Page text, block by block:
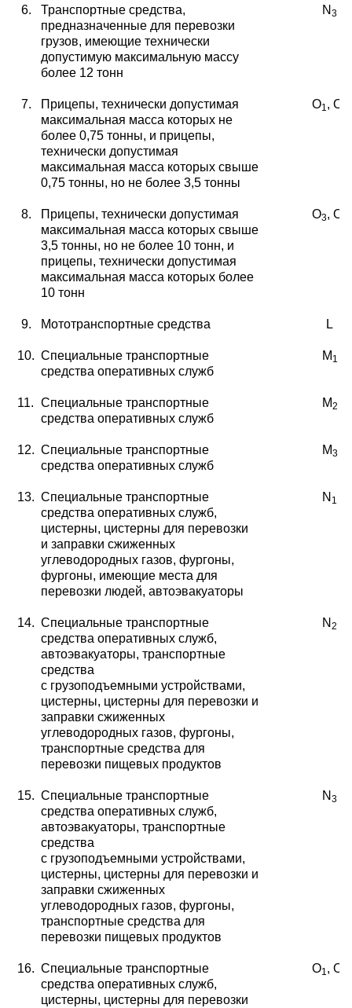
6.
Транспортные средства,
предназначенные для перевозки
грузов, имеющие технически
допустимую максимальную массу
более 12 тонн
N 3
7.
Прицепы, технически допустимая
максимальная масса которых не
более 0,75 тонны, и прицепы,
технически допустимая
максимальная масса которых свыше
0,75 тонны, но не более 3,5 тонны
O1, O
8.
Прицепы, технически допустимая
максимальная масса которых свыше
3,5 тонны, но не более 10 тонн, и
прицепы, технически допустимая
максимальная масса которых более
10 тонн
O3, O
9. Мототранспортные средства L
10. Специальные транспортные
средства оперативных служб
М 1
11. Специальные транспортные
средства оперативных служб
М2
12. Специальные транспортные
средства оперативных служб
М3
13. Специальные транспортные
средства оперативныхслужб,
цистерны, цистерны для перевозки
и заправки сжиженных
углеводородных газов, фургоны,
фургоны, имеющие места для
перевозки людей, автоэвакуаторы
N 1
14. Специальные транспортные
средства оперативныхслужб,
автоэвакуаторы, транспортные
средства
с грузоподъемными устройствами,
цистерны, цистерны для перевозки и
заправки сжиженных
углеводородных газов, фургоны,
транспортные средства для
перевозки пищевых продуктов
N 2
15. Специальные транспортные
средства оперативныхслужб,
автоэвакуаторы, транспортные
средства
с грузоподъемными устройствами,
цистерны, цистерны для перевозки и
заправки сжиженных
углеводородных газов, фургоны,
транспортные средства для
перевозки пищевых продуктов
N 3
16. Специальные транспортные
средства оперативныхслужб,
цистерны, цистерны для перевозки
O1, O